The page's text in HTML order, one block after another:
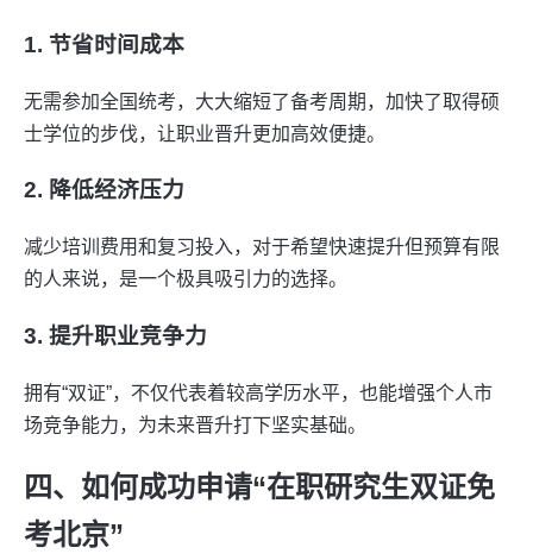
1. 节省时间成本
无需参加全国统考，大大缩短了备考周期，加快了取得硕
士学位的步伐，让职业晋升更加高效便捷。
2. 降低经济压力
减少培训费用和复习投入，对于希望快速提升但预算有限
的人来说，是一个极具吸引力的选择。
3. 提升职业竞争力
拥有“双证”，不仅代表着较高学历水平，也能增强个人市
场竞争能力，为未来晋升打下坚实基础。
四、如何成功申请“在职研究生双证免
考北京”